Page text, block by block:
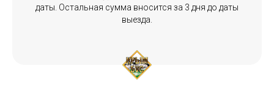
даты. Остальная сумма вносится за 3 дня до даты
выезда.